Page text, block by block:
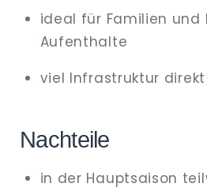
ideal für Familien und
Aufenthalte
viel Infrastruktur
Nachteile
in der Hauptsaison